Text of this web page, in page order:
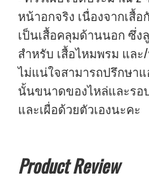
หน้าอกจริง เนื่องจากเสื้
เป็นเสื้อคลุมด้านนอก ซึ่ง
สำหรับ เสื้อไหมพรม แล
ไม่แน่ใจสามารถปรึกษา
นั้นขนาดของไหล่และรอ
และเผื่อด้วยตัวเองนะคะ
Product Review